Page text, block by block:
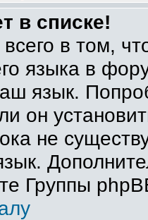
в списке!
в том,
языка в
язык.
он
не
Группы